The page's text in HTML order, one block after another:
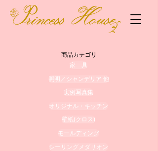
商品カテゴリ
家 具
照明／シャンデリア 他
実例写真集
オリジナル・キッチン
壁紙(クロス)
モールディング
シーリングメダリオン